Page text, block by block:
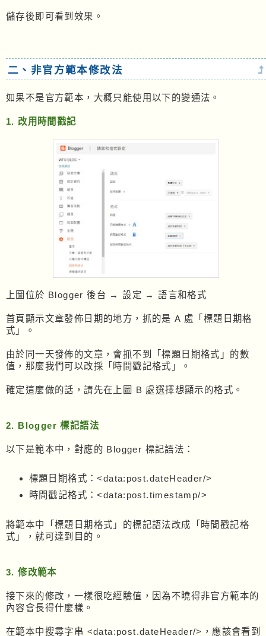
儲存後即可看到效果。
二、非官方範本修改法
如果不是官方範本，大概只能使用以下的變通法。
1. 改用時間戳記
上圖位於 Blogger 後台 → 設定 → 語言和格式
首頁顯示文章發佈日期的地方，抓的是 A 處「標題日期格
式」。
由於同一天發佈的文章，會抓不到「標題日期格式」的數
值，那麼我們可以改採「時間戳記格式」。
確定這麼做的話，請先在上圖 B 處選擇想顯示的格式。
2. Blogger 標記語法
以下是範本中，對應的 Blogger 標記語法：
標題日期格式：<data:post.dateHeader/>
時間戳記格式：<data:post.timestamp/>
將範本中「標題日期格式」的標記語法改成「時間戳記格
式」，就可達到目的。
3. 修改範本
接下來的修改，一樣很吃經驗值，因為不曉得非官方範本的
內容會長得什麼樣。
在範本中搜尋字串 <data:post.dateHeader/>，應該會看到